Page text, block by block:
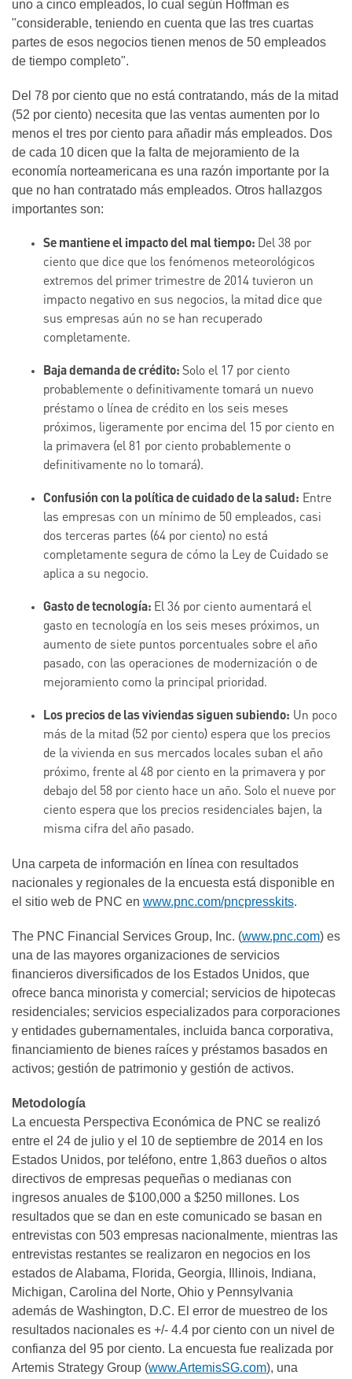
uno a cinco empleados, lo cual según Hoffman es
"considerable, teniendo en cuenta que las tres cuartas
partes de esos negocios tienen menos de 50 empleados
de tiempo completo".
Del 78 por ciento que no está contratando, más de la mitad
(52 por ciento) necesita que las ventas aumenten por lo
menos el tres por ciento para añadir más empleados. Dos
de cada 10 dicen que la falta de mejoramiento de la
economía norteamericana es una razón importante por la
que no han contratado más empleados. Otros hallazgos
importantes son:
Se mantiene el impacto del mal tiempo: Del 38 por
ciento que dice que los fenómenos meteorológicos
extremos del primer trimestre de 2014 tuvieron un
impacto negativo en sus negocios, la mitad dice que
sus empresas aún no se han recuperado
completamente.
Baja demanda de crédito: Solo el 17 por ciento
probablemente o definitivamente tomará un nuevo
préstamo o línea de crédito en los seis meses
próximos, ligeramente por encima del 15 por ciento en
la primavera (el 81 por ciento probablemente o
definitivamente no lo tomará).
Confusión con la política de cuidado de la salud: Entre
las empresas con un mínimo de 50 empleados, casi
dos terceras partes (64 por ciento) no está
completamente segura de cómo la Ley de Cuidado se
aplica a su negocio.
Gasto de tecnología: El 36 por ciento aumentará el
gasto en tecnología en los seis meses próximos, un
aumento de siete puntos porcentuales sobre el año
pasado, con las operaciones de modernización o de
mejoramiento como la principal prioridad.
Los precios de las viviendas siguen subiendo: Un poco
más de la mitad (52 por ciento) espera que los precios
de la vivienda en sus mercados locales suban el año
próximo, frente al 48 por ciento en la primavera y por
debajo del 58 por ciento hace un año. Solo el nueve por
ciento espera que los precios residenciales bajen, la
misma cifra del año pasado.
Una carpeta de información en línea con resultados
nacionales y regionales de la encuesta está disponible en
el sitio web de PNC en www.pnc.com/pncpresskits.
The PNC Financial Services Group, Inc. (www.pnc.com) es
una de las mayores organizaciones de servicios
financieros diversificados de los Estados Unidos, que
ofrece banca minorista y comercial; servicios de hipotecas
residenciales; servicios especializados para corporaciones
y entidades gubernamentales, incluida banca corporativa,
financiamiento de bienes raíces y préstamos basados en
activos; gestión de patrimonio y gestión de activos.
Metodología
La encuesta Perspectiva Económica de PNC se realizó
entre el 24 de julio y el 10 de septiembre de 2014 en los
Estados Unidos, por teléfono, entre 1,863 dueños o altos
directivos de empresas pequeñas o medianas con
ingresos anuales de $100,000 a $250 millones. Los
resultados que se dan en este comunicado se basan en
entrevistas con 503 empresas nacionalmente, mientras las
entrevistas restantes se realizaron en negocios en los
estados de Alabama, Florida, Georgia, Illinois, Indiana,
Michigan, Carolina del Norte, Ohio y Pennsylvania
además de Washington, D.C. El error de muestreo de los
resultados nacionales es +/- 4.4 por ciento con un nivel de
confianza del 95 por ciento. La encuesta fue realizada por
Artemis Strategy Group (www.ArtemisSG.com), una